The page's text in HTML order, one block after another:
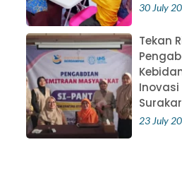
30 July
Tekan
Inovasi
23 July